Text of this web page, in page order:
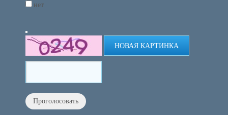
нет
НОВАЯ КАРТИНКА